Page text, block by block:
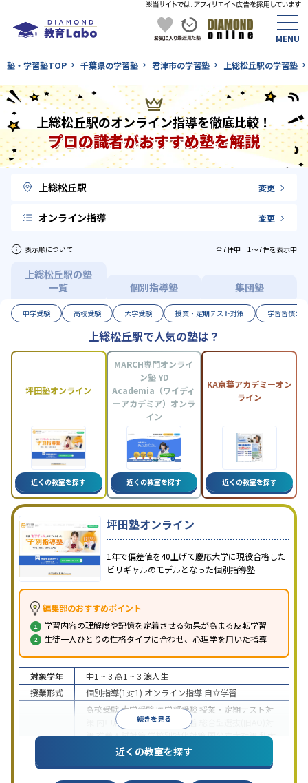
塾・学習塾TOP 千葉県の学習塾 君津市の学習塾 上総松丘駅の学習塾
上総松丘駅のオンライン指導を徹底比較！
プロの識者がおすすめ塾を解説
上総松丘駅 変更
オンライン指導 変更
表示順について 全7件中 1〜7件を表示中
上総松丘駅の塾
一覧
個別指導塾 集団塾
中学受験 高校受験 大学受験 授業・定期テスト対策 学習習慣の
上総松丘駅で人気の塾は？
坪田塾オンライン
近くの教室を探す
MARCH専門オンライ
ン塾 YD
Academia（ワイディ
ーアカデミア）オンラ
イン
近くの教室を探す
KA京葉アカデミーオン
ライン
近くの教室を探す
坪田塾オンライン
1年で偏差値を40上げて慶応大学に現役合格した
ビリギャルのモデルとなった個別指導塾
編集部のおすすめポイント
学習内容の理解度や記憶を定着させる効果が高まる反転学習
生徒一人ひとりの性格タイプに合わせ、心理学を用いた指導
続きを見る
対象学年 中1 ~ 3 高1 ~ 3 浪人生
授業形式
個別指導(1対1) オンライン指導 自立学習
高校受験大学受験医学部受験 授業・定期テスト対
内申点対策学習習慣の定着
策推薦入試対策学校別特化対策国公立大対策私大
共通テスト対策英検(英語検定)対策
その
近くの教室を探す